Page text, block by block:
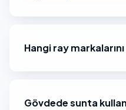
Hangi ray
Gövdede sunta